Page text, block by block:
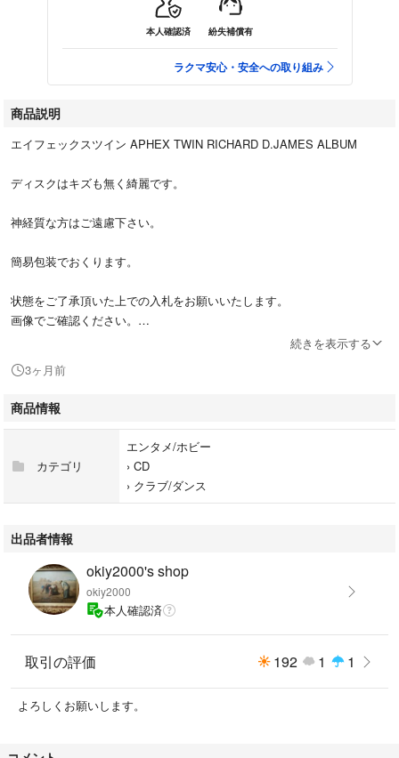
本人確認済 紛失補償有
ラクマ安心・安全への取り組み
商品説明
エイフェックスツイン APHEX TWIN RICHARD D.JAMES ALBUM
ディスクはキズも無く綺麗です。
神経質な方はご遠慮下さい。
簡易包装でおくります。
状態をご了承頂いた上での入札をお願いいたします。
画像でご確認ください。
カメラ撮影のため、掲載画像と実物とで色味が異なる場合がございます。
ご不明な点があれば必ずご入札前にご質問ください。
出品物が中古品の場合、
性もありますので神経質な方のご入札はご遠慮ください。
悪い評価が多い方やご連絡をいただけない方とのお取引を中止させていた
だく場合もございます。
ご落札後にお取引が進まない場合、落札者さま都合によるお取引のキャン
セルとさせていただきますので、ご入金などが遅れる場合は必ずご連絡く
ださい。
ご落札後のキャンセルは、ご落札者様都合によるキャンセルとさせていた
続きを表示する
3ヶ月前
商品情報
カテゴリ
エンタメ/ホビー
› CD
› クラブ/ダンス
出品者情報
okiy2000's shop
okiy2000
本人確認済
取引の評価 192 1 1
よろしくお願いします。